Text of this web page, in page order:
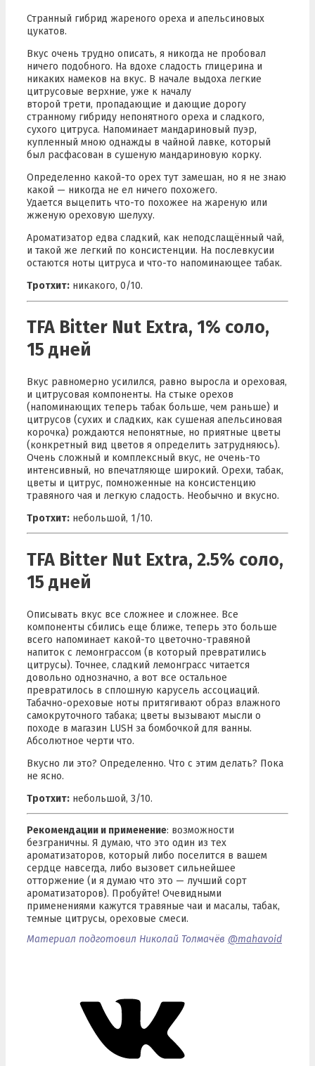
Странный гибрид жареного ореха и апельсиновых
цукатов.
Вкус очень трудно описать, я никогда не пробовал
ничего подобного. На вдохе сладость глицерина и
никаких намеков на вкус. В начале выдоха легкие
цитрусовые верхние, уже к началу
второй трети, пропадающие и дающие дорогу
странному гибриду непонятного ореха и сладкого,
сухого цитруса. Напоминает мандариновый пуэр,
купленный мною однажды в чайной лавке, который
был расфасован в сушеную мандариновую корку.
Определенно какой-то орех тут замешан, но я не знаю
какой — никогда не ел ничего похожего.
Удается выцепить что-то похожее на жареную или
жженую ореховую шелуху.
Ароматизатор едва сладкий, как неподслащённый чай,
и такой же легкий по консистенции. На послевкусии
остаются ноты цитруса и что-то напоминающее табак.
Тротхит: никакого, 0/10.
TFA Bitter Nut Extra, 1% соло,
15 дней
Вкус равномерно усилился, равно выросла и ореховая,
и цитрусовая компоненты. На стыке орехов
(напоминающих теперь табак больше, чем раньше) и
цитрусов (сухих и сладких, как сушеная апельсиновая
корочка) рождаются непонятные, но приятные цветы
(конкретный вид цветов я определить затрудняюсь).
Очень сложный и комплексный вкус, не очень-то
интенсивный, но впечатляюще широкий. Орехи, табак,
цветы и цитрус, помноженные на консистенцию
травяного чая и легкую сладость. Необычно и вкусно.
Тротхит: небольшой, 1/10.
TFA Bitter Nut Extra, 2.5% соло,
15 дней
Описывать вкус все сложнее и сложнее. Все
компоненты сбились еще ближе, теперь это больше
всего напоминает какой-то цветочно-травяной
напиток с лемонграссом (в который превратились
цитрусы). Точнее, сладкий лемонграсс читается
довольно однозначно, а вот все остальное
превратилось в сплошную карусель ассоциаций.
Табачно-ореховые ноты притягивают образ влажного
самокруточного табака; цветы вызывают мысли о
походе в магазин LUSH за бомбочкой для ванны.
Абсолютное черти что.
Вкусно ли это? Определенно. Что с этим делать? Пока
не ясно.
Тротхит: небольшой, 3/10.
Рекомендации и применение: возможности
безграничны. Я думаю, что это один из тех
ароматизаторов, который либо поселится в вашем
сердце навсегда, либо вызовет сильнейшее
отторжение (и я думаю что это — лучший сорт
ароматизаторов). Пробуйте! Очевидными
применениями кажутся травяные чаи и масалы, табак,
темные цитрусы, ореховые смеси.
Материал подготовил Николай Толмачёв @mahavoid